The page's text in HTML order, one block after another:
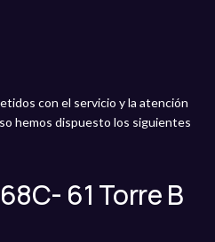
con el servicio y la atención
hemos dispuesto los siguientes
61 Torre B